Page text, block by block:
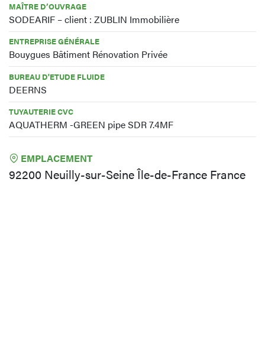
MAÎTRE D’OUVRAGE
SODEARIF – client : ZUBLIN Immobilière
ENTREPRISE GÉNÉRALE
Bouygues Bâtiment Rénovation Privée
BUREAU D'ETUDE FLUIDE
DEERNS
TUYAUTERIE CVC
AQUATHERM -GREEN pipe SDR 7.4MF
EMPLACEMENT
92200 Neuilly-sur-Seine Île-de-France France